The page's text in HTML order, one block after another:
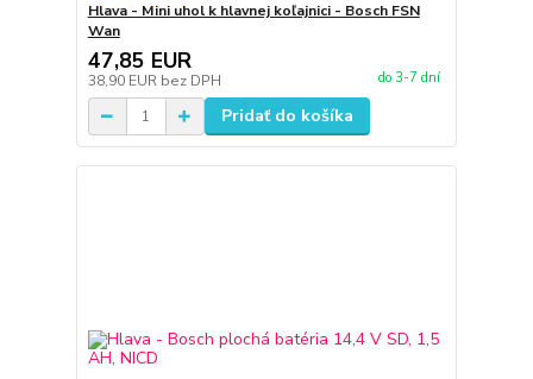
Hlava - Mini uhol k hlavnej koľajnici - Bosch FSN
Wan
47,85 EUR
38,90 EUR bez DPH do 3-7 dní
Pridať do košíka